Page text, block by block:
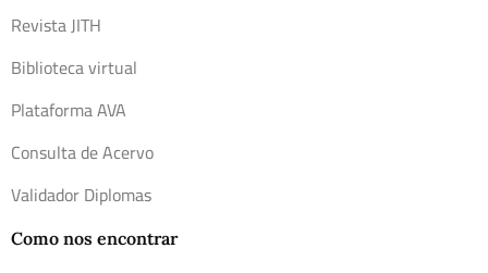
Revista JITH
Biblioteca virtual
Plataforma AVA
Consulta de Acervo
Validador Diplomas
Como nos encontrar